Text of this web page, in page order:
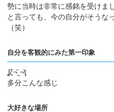
勢に当時は非常に感銘を受けまし
と言っても、今の自分がそうな
（笑）
自分を客観的にみた第一印象
ʆζ¬᷄˷¬᷅ƫ
多分こんな感じ
大好きな場所